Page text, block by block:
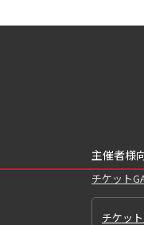
主催者様
チケット
チケッ